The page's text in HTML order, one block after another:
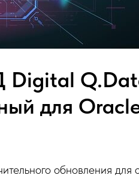
Digital
для
обновления для